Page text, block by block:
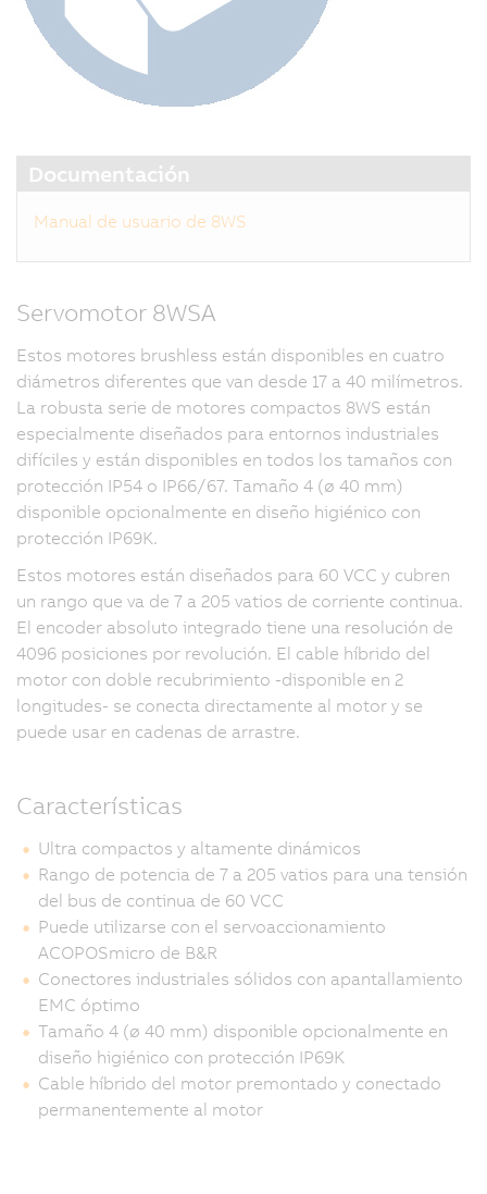
Documentación
Manual de usuario de 8WS
Servomotor 8WSA
Estos motores brushless están disponibles en cuatro
diámetros diferentes que van desde 17 a 40 milímetros.
La robusta serie de motores compactos 8WS están
especialmente diseñados para entornos industriales
difíciles y están disponibles en todos los tamaños con
protección IP54 o IP66/67. Tamaño 4 (ø 40 mm)
disponible opcionalmente en diseño higiénico con
protección IP69K.
Estos motores están diseñados para 60 VCC y cubren
un rango que va de 7 a 205 vatios de corriente continua.
El encoder absoluto integrado tiene una resolución de
4096 posiciones por revolución. El cable híbrido del
motor con doble recubrimiento -disponible en 2
longitudes- se conecta directamente al motor y se
puede usar en cadenas de arrastre.
Características
Ultra compactos y altamente dinámicos
Rango de potencia de 7 a 205 vatios para una tensión
del bus de continua de 60 VCC
Puede utilizarse con el servoaccionamiento
ACOPOSmicro de B&R
Conectores industriales sólidos con apantallamiento
EMC óptimo
Tamaño 4 (ø 40 mm) disponible opcionalmente en
diseño higiénico con protección IP69K
Cable híbrido del motor premontado y conectado
permanentemente al motor